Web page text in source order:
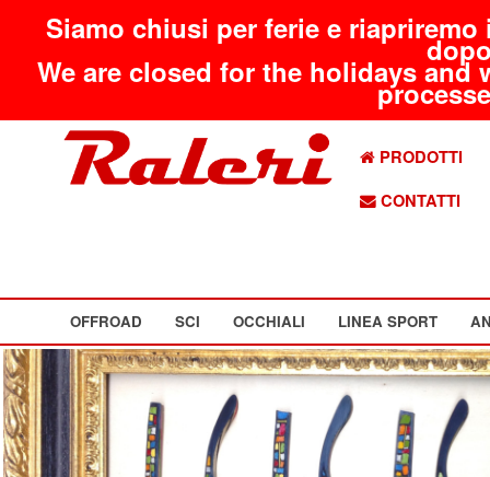
Siamo chiusi per ferie e
We are closed for the holidays
PRODOTTI
CONTATTI
OFFROAD SCI OCCHIALI LINEA SPORT